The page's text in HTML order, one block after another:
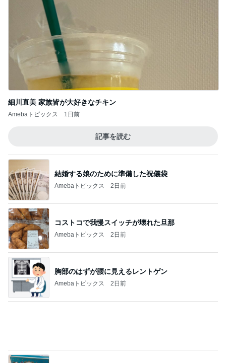
細川直美 家族皆が大好きなチキン
Amebaトピックス
記事を読む
結婚する娘のために準備した祝儀袋
Amebaトピックス 2日前
Amebaトピックス 2日前
胸部のはずが腰に見えるレントゲン
Amebaトピックス 2日前
現地で買ったパサパサ食感のタルト
Amebaトピックス 2日前